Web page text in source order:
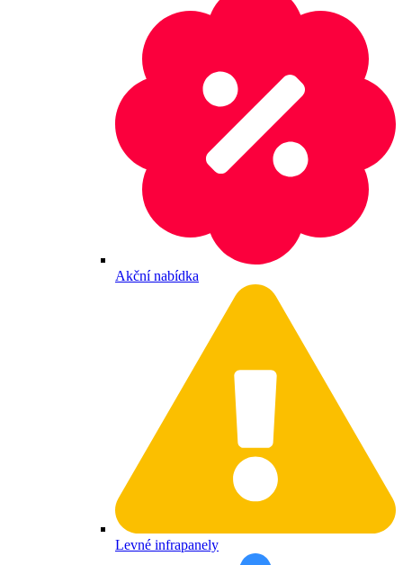
Akční nabídka
Levné infrapanely